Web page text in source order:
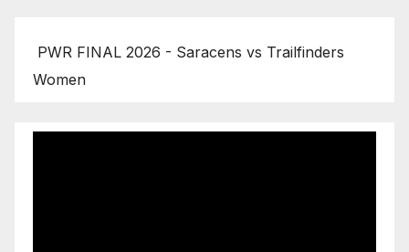
PWR FINAL 2026 - Saracens vs Trailfinders
Women